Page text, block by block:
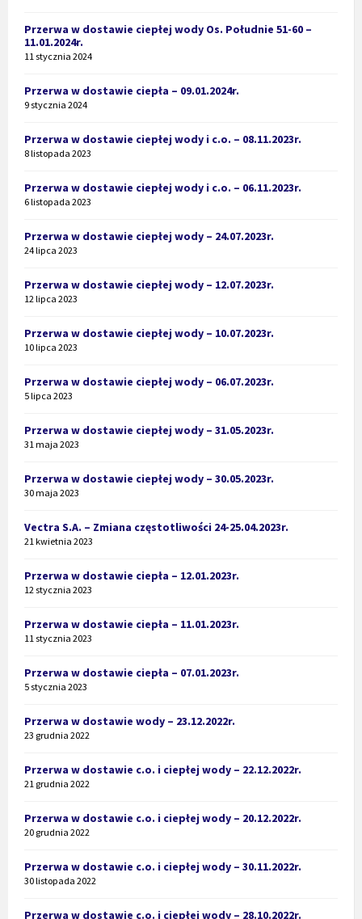
Przerwa w dostawie ciepłej wody Os. Południe 51-60 –
11.01.2024r.
11 stycznia 2024
Przerwa w dostawie ciepła – 09.01.2024r.
9 stycznia 2024
Przerwa w dostawie ciepłej wody i c.o. – 08.11.2023r.
8 listopada 2023
Przerwa w dostawie ciepłej wody i c.o. – 06.11.2023r.
6 listopada 2023
Przerwa w dostawie ciepłej wody – 24.07.2023r.
24 lipca 2023
Przerwa w dostawie ciepłej wody – 12.07.2023r.
12 lipca 2023
Przerwa w dostawie ciepłej wody – 10.07.2023r.
10 lipca 2023
Przerwa w dostawie ciepłej wody – 06.07.2023r.
5 lipca 2023
Przerwa w dostawie ciepłej wody – 31.05.2023r.
31 maja 2023
Przerwa w dostawie ciepłej wody – 30.05.2023r.
30 maja 2023
Vectra S.A. – Zmiana częstotliwości 24-25.04.2023r.
21 kwietnia 2023
Przerwa w dostawie ciepła – 12.01.2023r.
12 stycznia 2023
Przerwa w dostawie ciepła – 11.01.2023r.
11 stycznia 2023
Przerwa w dostawie ciepła – 07.01.2023r.
5 stycznia 2023
Przerwa w dostawie wody – 23.12.2022r.
23 grudnia 2022
Przerwa w dostawie c.o. i ciepłej wody – 22.12.2022r.
21 grudnia 2022
Przerwa w dostawie c.o. i ciepłej wody – 20.12.2022r.
20 grudnia 2022
Przerwa w dostawie c.o. i ciepłej wody – 30.11.2022r.
30 listopada 2022
Przerwa w dostawie c.o. i ciepłej wody – 28.10.2022r.